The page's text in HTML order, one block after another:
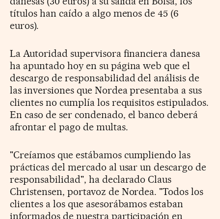
títulos han caído a algo menos de 45 (6
euros).
La Autoridad supervisora financiera danesa
ha apuntado hoy en su página web que el
descargo de responsabilidad del análisis de
las inversiones que Nordea presentaba a sus
clientes no cumplía los requisitos estipulados.
En caso de ser condenado, el banco deberá
afrontar el pago de multas.
"Creíamos que estábamos cumpliendo las
prácticas del mercado al usar un descargo de
responsabilidad", ha declarado Claus
Christensen, portavoz de Nordea. "Todos los
clientes a los que asesorábamos estaban
informados de nuestra participación en